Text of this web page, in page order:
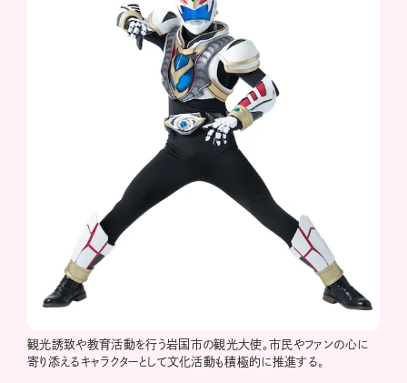
観光誘致や教育活動を行う岩国市の観光大使。市民やファンの心に
寄り添えるキャラクターとして文化活動も積極的に推進する。